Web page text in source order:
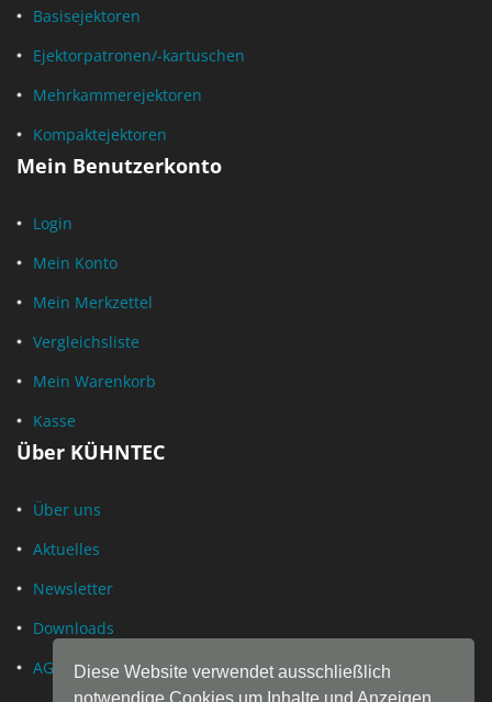
Diese Website verwendet ausschließlich
notwendige Cookies um Inhalte und Anzeigen
Basisejektoren
Ejektorpatronen/-kartuschen
Mehrkammerejektoren
Kompaktejektoren
Mein Benutzerkonto
Login
Mein Konto
Mein Merkzettel
Vergleichsliste
Mein Warenkorb
Kasse
Über KÜHNTEC
Über uns
Aktuelles
Newsletter
Downloads
AGB